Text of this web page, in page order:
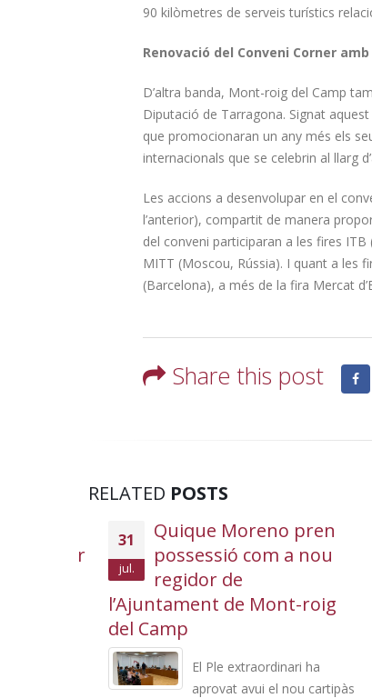
90 kilòmetres de serveis turístics
Renovació del Conveni Corner
D’altra banda, Mont-roig del Camp
Diputació de Tarragona. Signat
que promocionaran un any més els
internacionals que se celebrin al llarg
Les accions a desenvolupar en el
l’anterior), compartit de manera
del conveni participaran a les fires
MITT (Moscou, Rússia). I quant a les
(Barcelona), a més de la fira Mercat
Share this post
RELATED POSTS
Quique Moreno pren
possessió com a nou
regidor de
l’Ajuntament de Mont-roig
del Camp
El Ple extraordinari ha
aprovat avui el nou cartipàs